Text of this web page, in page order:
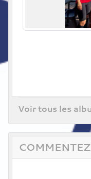
Voir tous les